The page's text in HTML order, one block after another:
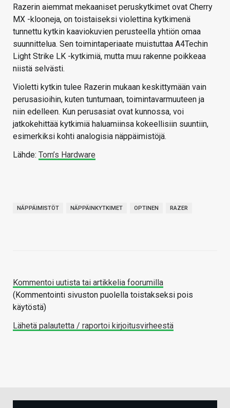
Razerin aiemmat mekaaniset peruskytkimet ovat Cherry
MX -klooneja, on toistaiseksi violettina kytkimenä
tunnettu kytkin kaaviokuvien perusteella yhtiön omaa
suunnittelua. Sen toimintaperiaate muistuttaa A4Techin
Light Strike LK -kytkimiä, mutta muu rakenne poikkeaa
niistä selvästi.
Violetti kytkin tulee Razerin mukaan keskittymään vain
perusasioihin, kuten tuntumaan, toimintavarmuuteen ja
niin edelleen. Kun perusasiat ovat kunnossa, voi
jatkokehittää kytkimiä haluamiinsa kokeellisiin suuntiin,
esimerkiksi kohti analogisia näppäimistöjä.
Lähde: Tom’s Hardware
NÄPPÄIMISTÖT NÄPPÄINKYTKIMET OPTINEN RAZER
Kommentoi uutista tai artikkelia foorumilla
(Kommentointi sivuston puolella toistakseksi pois
käytöstä)
Lähetä palautetta / raportoi kirjoitusvirheestä